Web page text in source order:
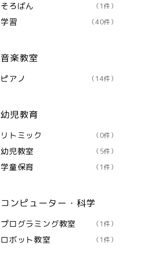
そろばん （1件）
学習 （40件）
音楽教室
ピアノ （14件）
幼児教育
リトミック （0件）
幼児教室 （5件）
学童保育 （1件）
コンピューター・科学
プログラミング教室 （1件）
ロボット教室 （1件）